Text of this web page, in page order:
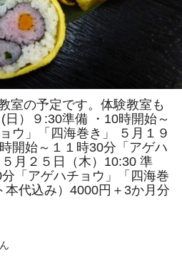
室の予定です。体験教室も
）９:30準備 ・10時開始～
ウ」「四海巻き」 ５月１９
開始～１１時30分「アゲハ
月２５日（木）10:30 準
「アゲハチョウ」「四海巻
本代込み）4000円＋3か月分